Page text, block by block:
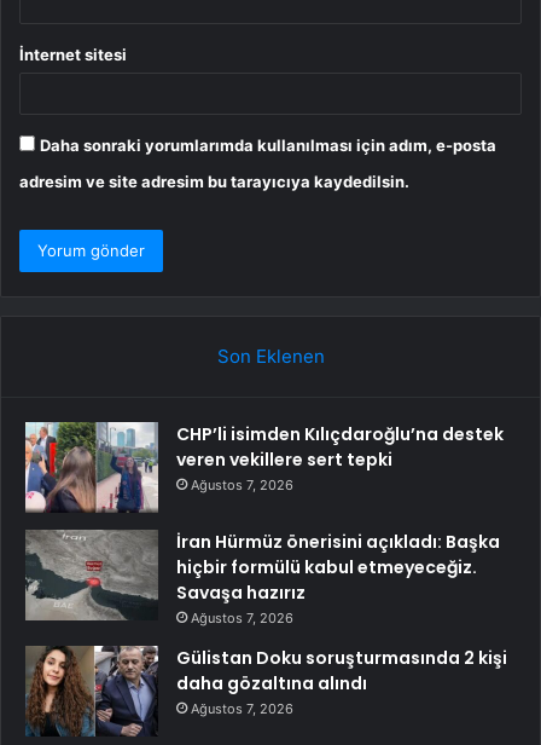
İnternet sitesi
Daha sonraki yorumlarımda kullanılması için adım, e-posta
adresim ve site adresim bu tarayıcıya kaydedilsin.
Son Eklenen
CHP’li isimden Kılıçdaroğlu’na destek
veren vekillere sert tepki
Ağustos 7, 2026
İran Hürmüz önerisini açıkladı: Başka
hiçbir formülü kabul etmeyeceğiz.
Savaşa hazırız
Ağustos 7, 2026
Gülistan Doku soruşturmasında 2 kişi
daha gözaltına alındı
Ağustos 7, 2026